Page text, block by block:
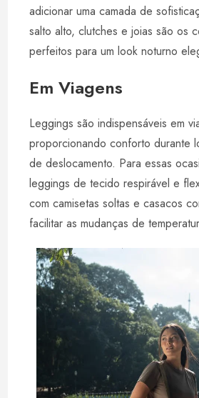
adicionar uma camada de
salto alto, clutches e joias são os
perfeitos para um look noturno
Em Viagens
Leggings são indispensáveis em
proporcionando conforto durante
de deslocamento. Para essas
leggings de tecido respirável e
com camisetas soltas e casacos
facilitar as mudanças de